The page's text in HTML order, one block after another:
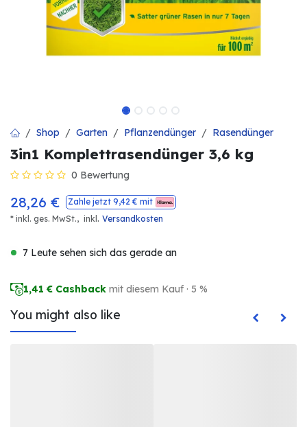
Shop Garten Pflanzendünger Rasendünger
3in1 Komplettrasendünger 3,6 kg
0 Bewertung
28,26 € Zahle jetzt 9,42€ mit
* inkl. ges. MwSt., inkl. Versandkosten
7 Leute sehen sich das gerade an
1,41 € Cashback mit diesem Kauf · 5 %
You might also like